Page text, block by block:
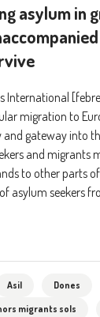
asylum in
International
migration to
gateway into
and migrants
to other parts
asylum seekers
Asil Dones
migrants sols